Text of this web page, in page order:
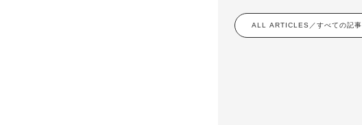
ALL ARTICLES／すべての記事